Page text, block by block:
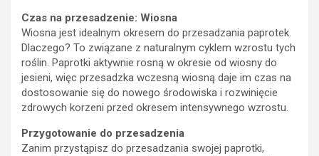
Czas na przesadzenie: Wiosna
Wiosna jest idealnym okresem do przesadzania paprotek.
Dlaczego? To związane z naturalnym cyklem wzrostu tych
roślin. Paprotki aktywnie rosną w okresie od wiosny do
jesieni, więc przesadzka wczesną wiosną daje im czas na
dostosowanie się do nowego środowiska i rozwinięcie
zdrowych korzeni przed okresem intensywnego wzrostu.
Przygotowanie do przesadzenia
Zanim przystąpisz do przesadzania swojej paprotki,